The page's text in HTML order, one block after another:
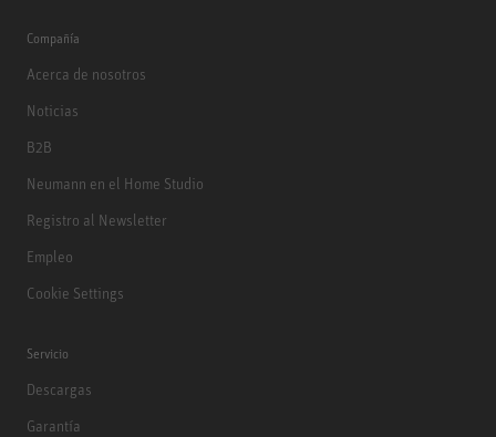
Compañía
Acerca de nosotros
Noticias
B2B
Neumann en el Home Studio
Registro al Newsletter
Empleo
Cookie Settings
Servicio
Descargas
Garantía